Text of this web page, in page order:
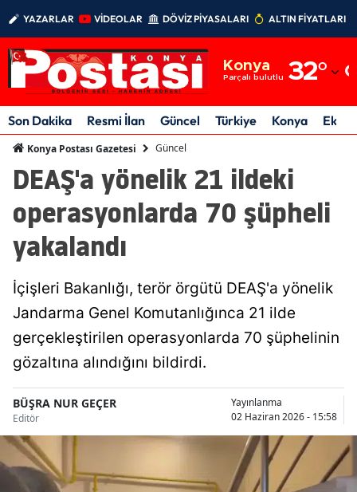
YAZARLAR VİDEOLAR DÖVİZ PİYASALARI ALTIN FİYATLARI
Konya
Parçalı bulutlu 32°
Adıyaman
Afyonkarahisar
Amasya
Ankara
Aydın
Balıkesir
Bingöl
Bitlis
Bolu
Son Dakika Resmi İlan Güncel Türkiye Konya
Konya Postası Gazetesi Güncel
DEAŞ'a yönelik 21 ildeki
operasyonlarda 70 şüpheli
yakalandı
İçişleri Bakanlığı, terör örgütü DEAŞ'a yönelik
Jandarma Genel Komutanlığınca 21 ilde
gerçekleştirilen operasyonlarda 70 şüphelinin
gözaltına alındığını bildirdi.
BÜŞRA NUR GEÇER
Editör
Yayınlanma
02 Haziran 2026 - 15:58